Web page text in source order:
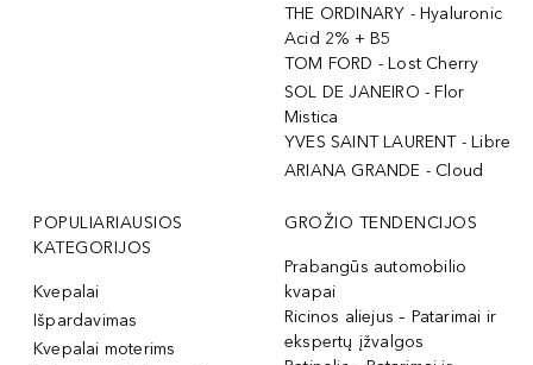
THE ORDINARY - Hyaluronic
Acid 2% + B5
TOM FORD - Lost Cherry
SOL DE JANEIRO - Flor
Mistica
YVES SAINT LAURENT - Libre
ARIANA GRANDE - Cloud
POPULIARIAUSIOS
KATEGORIJOS
Kvepalai
Išpardavimas
Kvepalai moterims
GROŽIO TENDENCIJOS
Prabangūs automobilio
kvapai
Ricinos aliejus – Patarimai ir
ekspertų įžvalgos